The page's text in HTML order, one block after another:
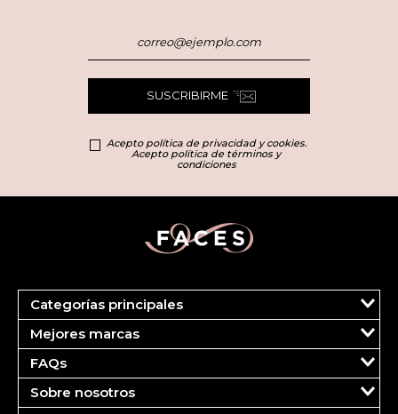
SUSCRIBIRME
Acepto política de privacidad y cookies.
Acepto política de términos y
condiciones
Categorías principales
Marcas
Más Vendidos
Perfumes
Maquillaje
Cuidado del Rostro
Cuidado Corporal
Mejores marcas
Carolina Herrera
Clarins
Dolce & Gabbana
Estee Lauder
FAQs
Tu cuenta
Pedidos
Sobre nosotros
¿Quiénes somos?